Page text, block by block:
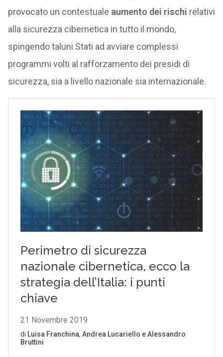
provocato un contestuale aumento dei rischi relativi
alla sicurezza cibernetica in tutto il mondo,
spingendo taluni Stati ad avviare complessi
programmi volti al rafforzamento dei presidi di
sicurezza, sia a livello nazionale sia internazionale.